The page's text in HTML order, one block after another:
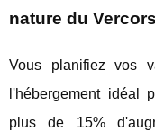
nature du Vercors
Vous planifiez vos
l'hébergement idéal
plus de 15%